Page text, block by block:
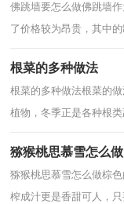
佛跳墙要怎么做佛跳墙
了价格较为昂贵，其中
在家制作佛跳墙，那么
根菜的多种做法
根菜的多种做法根菜的
植物，冬季正是各种根
多食根菜有助滋养身体
猕猴桃思慕雪怎么做
猕猴桃思慕雪怎么做棕
榨成汁更是香甜可人，